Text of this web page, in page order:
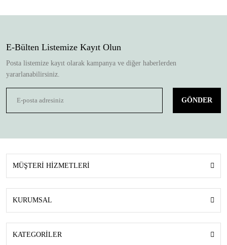
E-Bülten Listemize Kayıt Olun
Posta listemize kayıt olarak kampanya ve diğer haberlerden
yararlanabilirsiniz.
GÖNDER
MÜŞTERİ HİZMETLERİ
KURUMSAL
KATEGORİLER